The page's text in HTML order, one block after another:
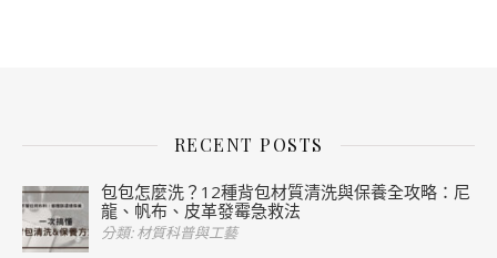
RECENT POSTS
包包怎麼洗？12種背包材質清洗與保養全攻略：尼
龍、帆布、皮革發霉急救法
分類: 材質科普與工藝